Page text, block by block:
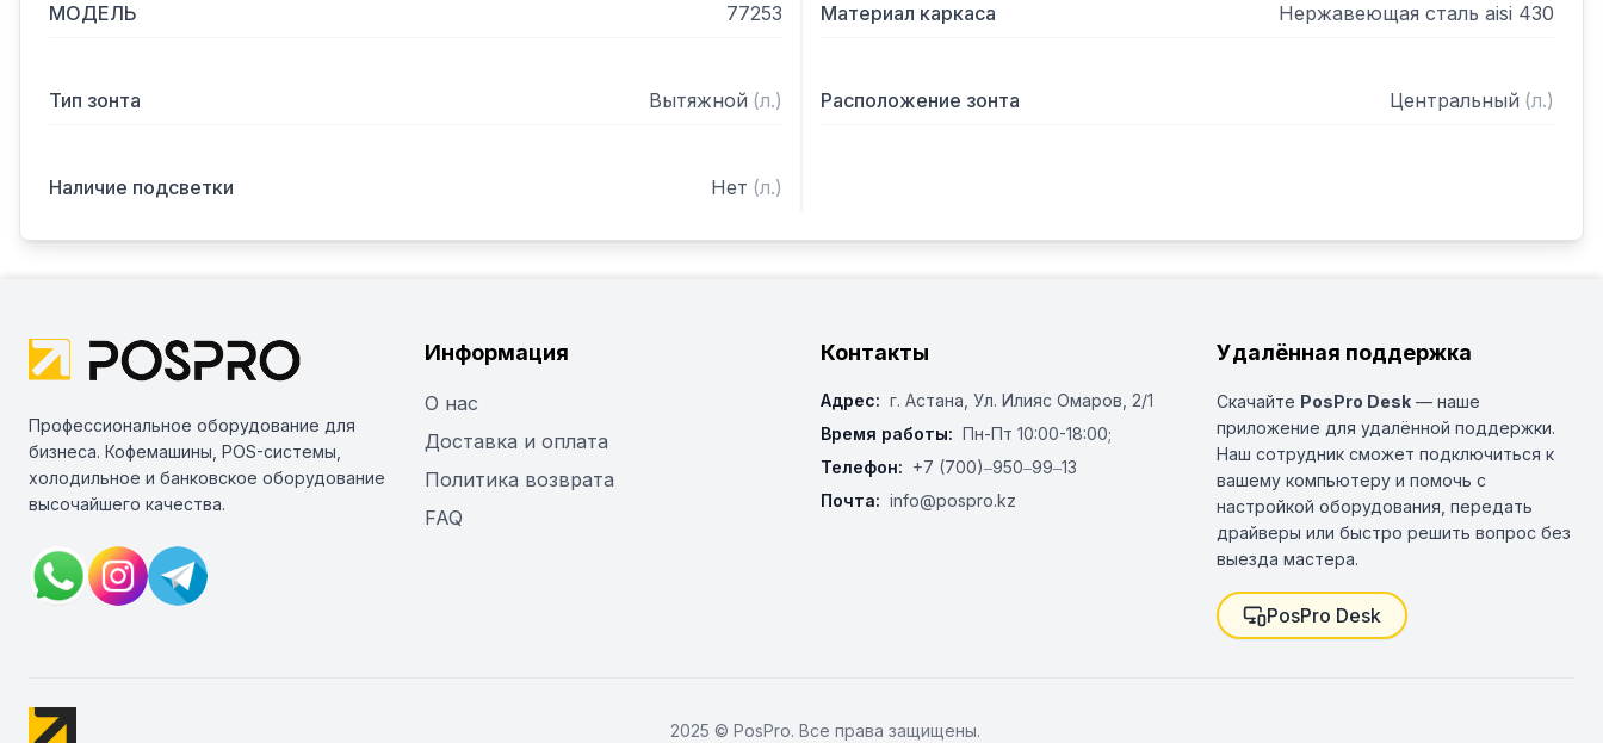
МОДЕЛЬ 77253 Материал каркаса Нержавеющая сталь aisi 430
Тип зонта Вытяжной (л.) Расположение зонта Центральный (л.)
Наличие подсветки Нет (л.)
Профессиональное оборудование для
бизнеса. Кофемашины, POS-системы,
холодильное и банковское оборудование
высочайшего качества.
Информация
О нас
Доставка и оплата
Политика возврата
FAQ
Контакты
Адрес: г. Астана, ​Ул. Илияс Омаров, 2/1
Время работы: Пн-Пт 10:00-18:00;
Телефон: +7 (700)‒950‒99‒13
Почта: info@pospro.kz
Удалённая поддержка
Скачайте PosPro Desk — наше
приложение для удалённой поддержки.
Наш сотрудник сможет подключиться к
вашему компьютеру и помочь с
настройкой оборудования, передать
драйверы или быстро решить вопрос без
выезда мастера.
PosPro Desk
2025 © PosPro. Все права защищены.